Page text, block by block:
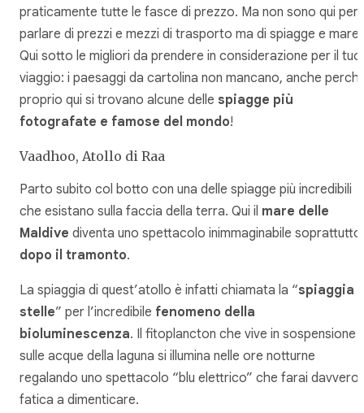
praticamente tutte le fasce di prezzo. Ma non sono qui per
parlare di prezzi e mezzi di trasporto ma di spiagge e mare.
Qui sotto le migliori da prendere in considerazione per il tuo
viaggio: i paesaggi da cartolina non mancano, anche
proprio qui si trovano alcune delle spiagge più
fotografate e famose del mondo!
Vaadhoo, Atollo di Raa
Parto subito col botto con una delle spiagge più incredibili
che esistano sulla faccia della terra. Qui il mare delle
Maldive diventa uno spettacolo inimmaginabile soprattutto
dopo il tramonto.
La spiaggia di quest’atollo è infatti chiamata la “spiaggia
stelle” per l’incredibile fenomeno della
bioluminescenza. Il fitoplancton che vive in sospensione
sulle acque della laguna si illumina nelle ore notturne
regalando uno spettacolo “blu elettrico” che farai davvero
fatica a dimenticare.